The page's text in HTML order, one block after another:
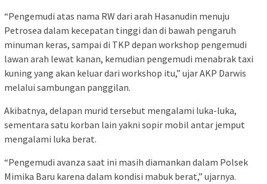
“Pengemudi atas nama RW dari arah Hasanudin menuju
Petrosea dalam kecepatan tinggi dan di bawah pengaruh
minuman keras, sampai di TKP depan workshop pengemudi
lawan arah lewat kanan, kemudian pengemudi menabrak taxi
kuning yang akan keluar dari workshop itu,” ujar AKP Darwis
melalui sambungan panggilan.
Akibatnya, delapan murid tersebut mengalami luka-luka,
sementara satu korban lain yakni sopir mobil antar jemput
mengalami luka berat.
“Pengemudi avanza saat ini masih diamankan dalam Polsek
Mimika Baru karena dalam kondisi mabuk berat,” ujarnya.